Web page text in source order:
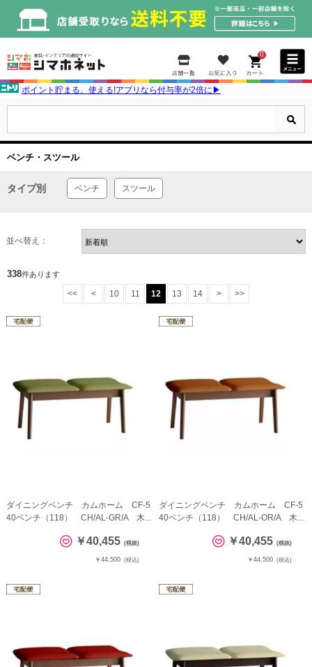
0
ポイント貯まる、使える!アプリなら付与率が2倍に▶
ベンチ・スツール
タイプ別 ベンチ スツール
並べ替え：
338件あります
<< < 10 11 12 13 14 > >>
ダイニングベンチ カムホーム CF-5
40ベンチ（118） CH/AL-GR/A 木...
￥40,455 (税抜)
￥44,500 (税込)
ダイニングベンチ カムホーム CF-5
40ベンチ（118） CH/AL-OR/A 木...
￥40,455 (税抜)
￥44,500 (税込)